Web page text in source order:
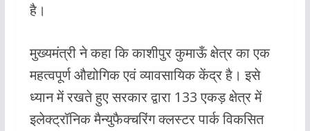
है।
मुख्यमंत्री ने कहा कि काशीपुर कुमाऊँ क्षेत्र का एक
महत्वपूर्ण औद्योगिक एवं व्यावसायिक केंद्र है। इसे
ध्यान में रखते हुए सरकार द्वारा 133 एकड़ क्षेत्र में
इलेक्ट्रॉनिक मैन्युफैक्चरिंग क्लस्टर पार्क विकसित